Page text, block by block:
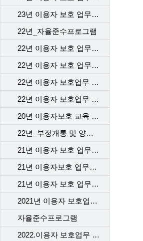
23년 이용자 보호 업무 교육 - 개통센터
22년_자율준수프로그램
22년 이용자 보호 업무 교육 1차_본사
22년 이용자 보호 업무 교육 2차_본사
22년 이용자 보호업무 교육-1차 고객센터
22년 이용자 보호업무 교육 _2차 고객센터
20년 이용자보호 교육 2차
22년_부정개통 및 양도행위등 법규위반 전기통신사업자 처벌 및 행정제재
21년 이용자 보호 업무 교육_본사
21년 이용자보호 업무교육 1차 _대리점
21년 이용자 보호 업무 교육 2차_대리점
2021년 이용자 보호업무 교육_고객센터
자율준수프로그램
2022.이용자 보호업무 교육_계약 시 고객에게 제공해야 할 필수고지동의사항